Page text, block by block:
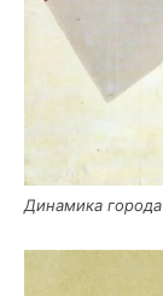
Дина­ми­ка города